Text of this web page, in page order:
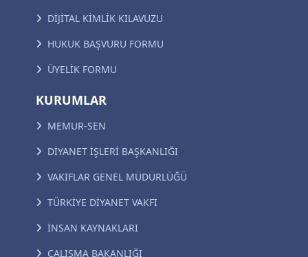
DİJİTAL KİMLİK KILAVUZU
HUKUK BAŞVURU FORMU
ÜYELİK FORMU
KURUMLAR
MEMUR-SEN
DİYANET İŞLERİ BAŞKANLIĞI
VAKIFLAR GENEL MÜDÜRLÜĞÜ
TÜRKİYE DİYANET VAKFI
İNSAN KAYNAKLARI
ÇALIŞMA BAKANLIĞI